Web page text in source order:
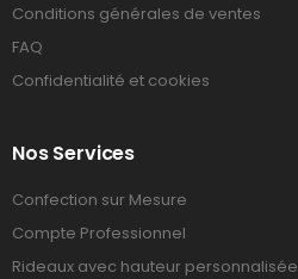
Conditions générales de ventes
FAQ
Confidentialité et cookies
Nos Services
Confection sur Mesure
Compte Professionnel
Rideaux avec hauteur personnalisée